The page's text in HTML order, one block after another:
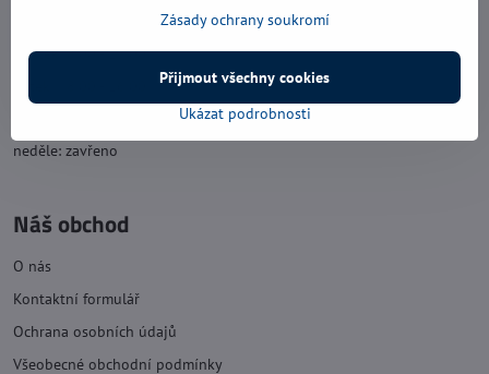
čtvrtek: 8:00 - 17:00
neděle: zavřeno
Náš obchod
O nás
Kontaktní formulář
Ochrana osobních údajů
Všeobecné obchodní podmínky
Zásady ochrany soukromí
Ukázat podrobnosti
Přijmout všechny cookies